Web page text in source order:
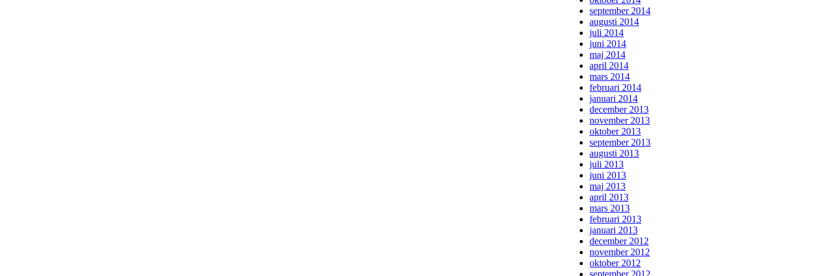
september 2014
augusti 2014
juli 2014
juni 2014
maj 2014
april 2014
mars 2014
februari 2014
januari 2014
december 2013
november 2013
oktober 2013
september 2013
augusti 2013
juli 2013
juni 2013
maj 2013
april 2013
mars 2013
februari 2013
januari 2013
december 2012
november 2012
oktober 2012
september 2012